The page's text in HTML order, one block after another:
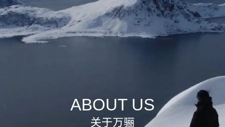
ABOUT US
关于万骊